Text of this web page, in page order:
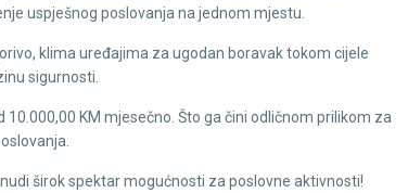
uspješnog poslovanja na jednom mjestu.
klima uređajima za ugodan boravak tokom cijele
sigurnosti.
KM mjesečno. Što ga čini odličnom prilikom za
širok spektar mogućnosti za poslovne aktivnosti!